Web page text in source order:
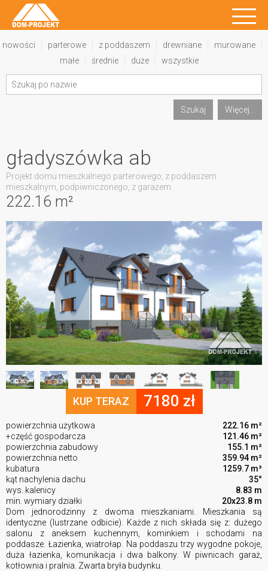
nowości parterowe z poddaszem drewniane
murowane
małe
średnie duże wszystkie
Szukaj Więcej...
222.16 m²
gładyszówka ab
Projekt domu mieszkalnego parterowego, z poddaszem
mieszkalnym, podpiwniczonego, z garażem.
KUP TERAZ 7180 zł
powierzchnia użytkowa
222.16 m²
+część gospodarcza
121.46 m²
powierzchnia zabudowy
155.1 m²
powierzchnia netto
359.94 m²
kubatura
1259.7 m³
kąt nachylenia dachu
35°
wys. kalenicy
8.83 m
min. wymiary działki
20x23.8 m
Dom jednorodzinny z dwoma mieszkaniami. Mieszkania są
identyczne (lustrzane odbicie). Każde z nich składa się z: dużego
salonu z aneksem kuchennym, kominkiem i schodami na
poddasze. Łazienka, wiatrołap. Na poddaszu trzy wygodne pokoje,
duża łazienka, komunikacja i dwa balkony. W piwnicach garaż,
kotłownia i pralnia. Zwarta bryła budynku.